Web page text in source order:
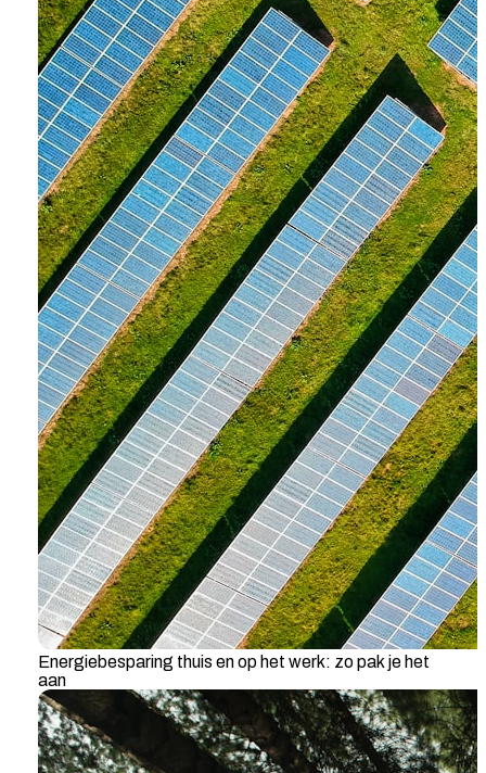
Energiebesparing thuis en op het werk: zo pak je het
aan